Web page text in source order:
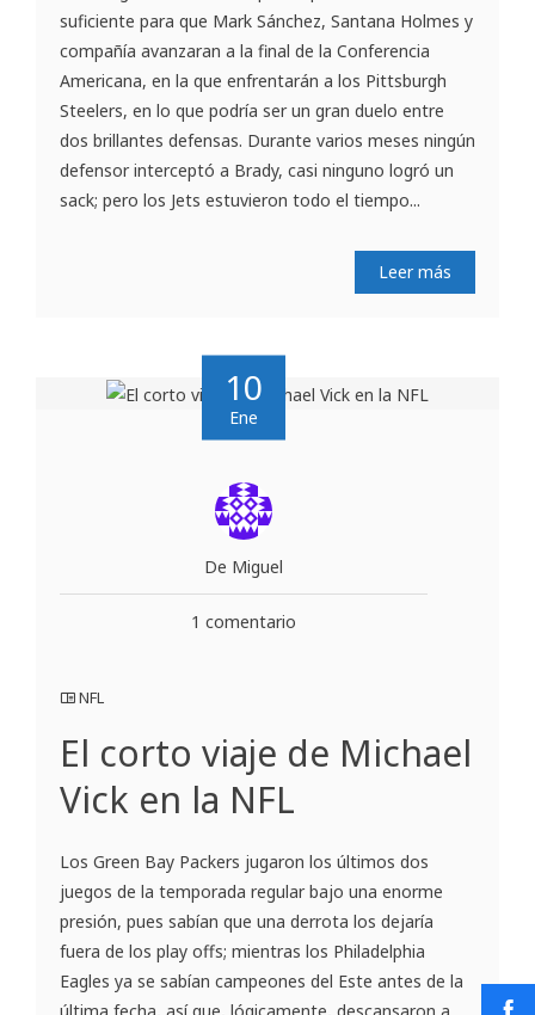
suficiente para que Mark Sánchez, Santana Holmes y
compañía avanzaran a la final de la Conferencia
Americana, en la que enfrentarán a los Pittsburgh
Steelers, en lo que podría ser un gran duelo entre
dos brillantes defensas. Durante varios meses ningún
defensor interceptó a Brady, casi ninguno logró un
sack; pero los Jets estuvieron todo el tiempo...
Leer más
10
Ene
De Miguel
1 comentario
NFL
El corto viaje de Michael
Vick en la NFL
Los Green Bay Packers jugaron los últimos dos
juegos de la temporada regular bajo una enorme
presión, pues sabían que una derrota los dejaría
fuera de los play offs; mientras los Philadelphia
Eagles ya se sabían campeones del Este antes de la